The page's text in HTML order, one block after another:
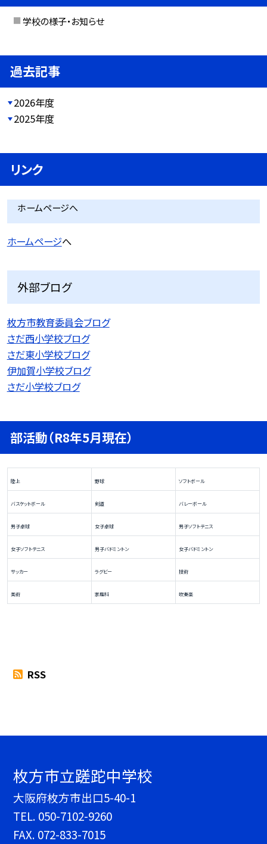
学校の様子・お知らせ
過去記事
2026年度
2025年度
リンク
ホームページへ
ホームページへ
外部ブログ
枚方市教育委員会ブログ
さだ西小学校ブログ
さだ東小学校ブログ
伊加賀小学校ブログ
さだ小学校ブログ
部活動（R8年5月現在）
陸上 野球 ソフトボール
バスケットボール 剣道 バレーボール
男子卓球 女子卓球 男子ソフトテニス
女子ソフトテニス 男子バドミントン 女子バドミントン
サッカー ラグビー 技術
美術 家庭科 吹奏楽
RSS
枚方市立蹉跎中学校
大阪府枚方市出口5-40-1
TEL. 050-7102-9260
FAX. 072-833-7015